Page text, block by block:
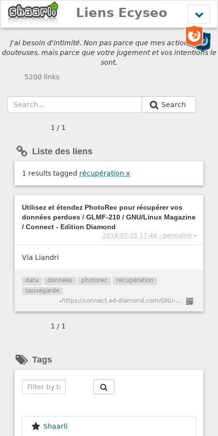
le
menu
Liens Ecyseo
J'ai besoin d'intimité. Non pas parce que mes actions sont
douteuses, mais parce que votre jugement et vos intentions le
sont.
5200 links
Search
1 / 1
Liste des liens
1 results tagged récupération x
Utilisez et étendez PhotoRec pour récupérer vos
données perdues / GLMF-210 / GNU/Linux Magazine
/ Connect - Edition Diamond
2018-07-25 17:44 - permalink -
Via Liandri
data données photorec
récupération
sauvegarde
- https://connect.ed-diamond.com/GNU-Linux-Magazine/GLMF-210/Utilisez-et-etendez-PhotoRec-pour-recuperer-vos-donnees-perdues
1 / 1
Tags
Shaarli